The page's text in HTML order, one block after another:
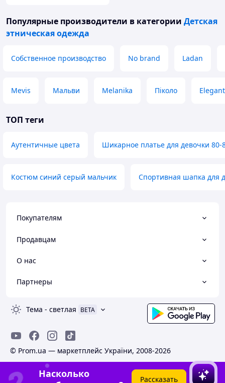
Популярные производители в категории Детская
этническая одежда
Собственное производство No brand Ladan
Mevis Мальви Melanika Піколо Elegant
ТОП теги
Аутентичные цвета Шикарное платье для девочки 80-
Костюм синий серый мальчик Спортивная шапка для
Покупателям
Продавцам
О нас
Партнеры
Тема - светлая BETA
© Prom.ua — маркетплейс України, 2008-2026
Насколько
Рассказать